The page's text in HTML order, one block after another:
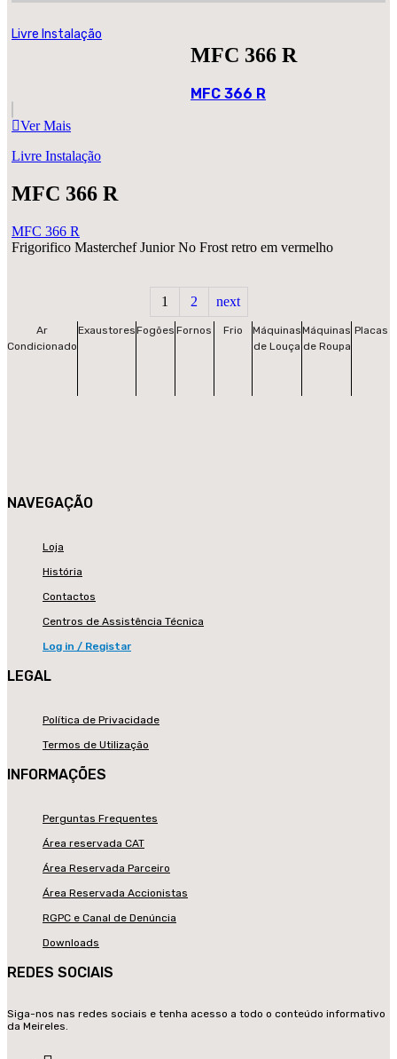
Livre Instalação
MFC 366 R
MFC 366 R
Ver Mais
Livre Instalação
MFC 366 R
MFC 366 R
Frigorifico Masterchef Junior No Frost retro em vermelho
1 2 next
Ar
Condicionado
ExaustoresFogões Fornos Frio
Máquinas
de Louça
Máquinas
de Roupa
Placas
NAVEGAÇÃO
Loja
História
Contactos
Centros de Assistência Técnica
Log in / Registar
LEGAL
Política de Privacidade
Termos de Utilização
INFORMAÇÕES
Perguntas Frequentes
Área reservada CAT
Área Reservada Parceiro
Área Reservada Accionistas
RGPC e Canal de Denúncia
Downloads
REDES SOCIAIS
Siga-nos nas redes sociais e tenha acesso a todo o conteúdo informativo
da Meireles.